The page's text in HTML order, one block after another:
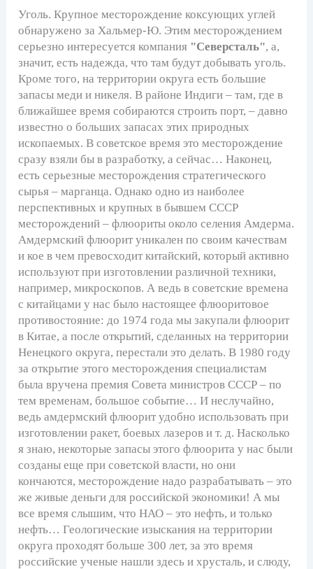
Уголь. Крупное месторождение коксующих углей
обнаружено за Хальмер-Ю. Этим месторождением
серьезно интересуется компания "Северсталь", а,
значит, есть надежда, что там будут добывать уголь.
Кроме того, на территории округа есть большие
запасы меди и никеля. В районе Индиги – там, где в
ближайшее время собираются строить порт, – давно
известно о больших запасах этих природных
ископаемых. В советское время это месторождение
сразу взяли бы в разработку, а сейчас… Наконец,
есть серьезные месторождения стратегического
сырья – марганца. Однако одно из наиболее
перспективных и крупных в бывшем СССР
месторождений – флюориты около селения Амдерма.
Амдермский флюорит уникален по своим качествам
и кое в чем превосходит китайский, который активно
используют при изготовлении различной техники,
например, микроскопов. А ведь в советские времена
с китайцами у нас было настоящее флюоритовое
противостояние: до 1974 года мы закупали флюорит
в Китае, а после открытий, сделанных на территории
Ненецкого округа, перестали это делать. В 1980 году
за открытие этого месторождения специалистам
была вручена премия Совета министров СССР – по
тем временам, большое событие… И неслучайно,
ведь амдермский флюорит удобно использовать при
изготовлении ракет, боевых лазеров и т. д. Насколько
я знаю, некоторые запасы этого флюорита у нас были
созданы еще при советской власти, но они
кончаются, месторождение надо разрабатывать – это
же живые деньги для российской экономики! А мы
все время слышим, что НАО – это нефть, и только
нефть… Геологические изыскания на территории
округа проходят больше 300 лет, за это время
российские ученые нашли здесь и хрусталь, и слюду,